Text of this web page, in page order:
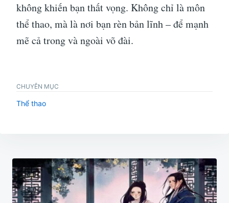
không khiến bạn thất vọng. Không chỉ là môn
thể thao, mà là nơi bạn rèn bản lĩnh – để mạnh
mẽ cả trong và ngoài võ đài.
CHUYÊN MỤC
Thể thao
Điều
hướng